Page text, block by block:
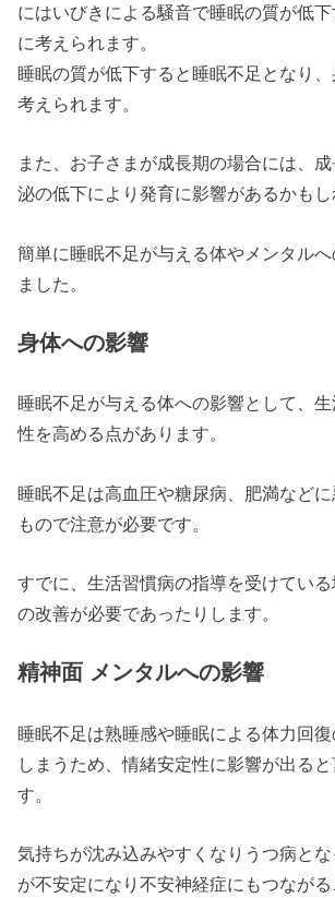
にはいびきによる騒音で睡眠の質が低
に考えられます。
睡眠の質が低下すると睡眠不足となり
考えられます。
また、お子さまが成長期の場合には、
泌の低下により発育に影響があるかもし
簡単に睡眠不足が与える体やメンタル
ました。
身体への影響
睡眠不足が与える体への影響として、
性を高める点があります。
睡眠不足は高血圧や糖尿病、肥満など
もので注意が必要です。
すでに、生活習慣病の指導を受けてい
の改善が必要であったりします。
精神面 メンタルへの影響
睡眠不足は熟睡感や睡眠による体力回
しまうため、情緒安定性に影響が出ると
す。
気持ちが沈み込みやすくなりうつ病と
が不安定になり不安神経症にもつながる